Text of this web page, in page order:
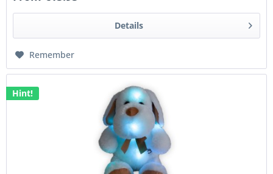
Details
Remember
Hint!